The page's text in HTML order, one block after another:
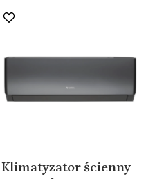
Klimatyzator ścienny